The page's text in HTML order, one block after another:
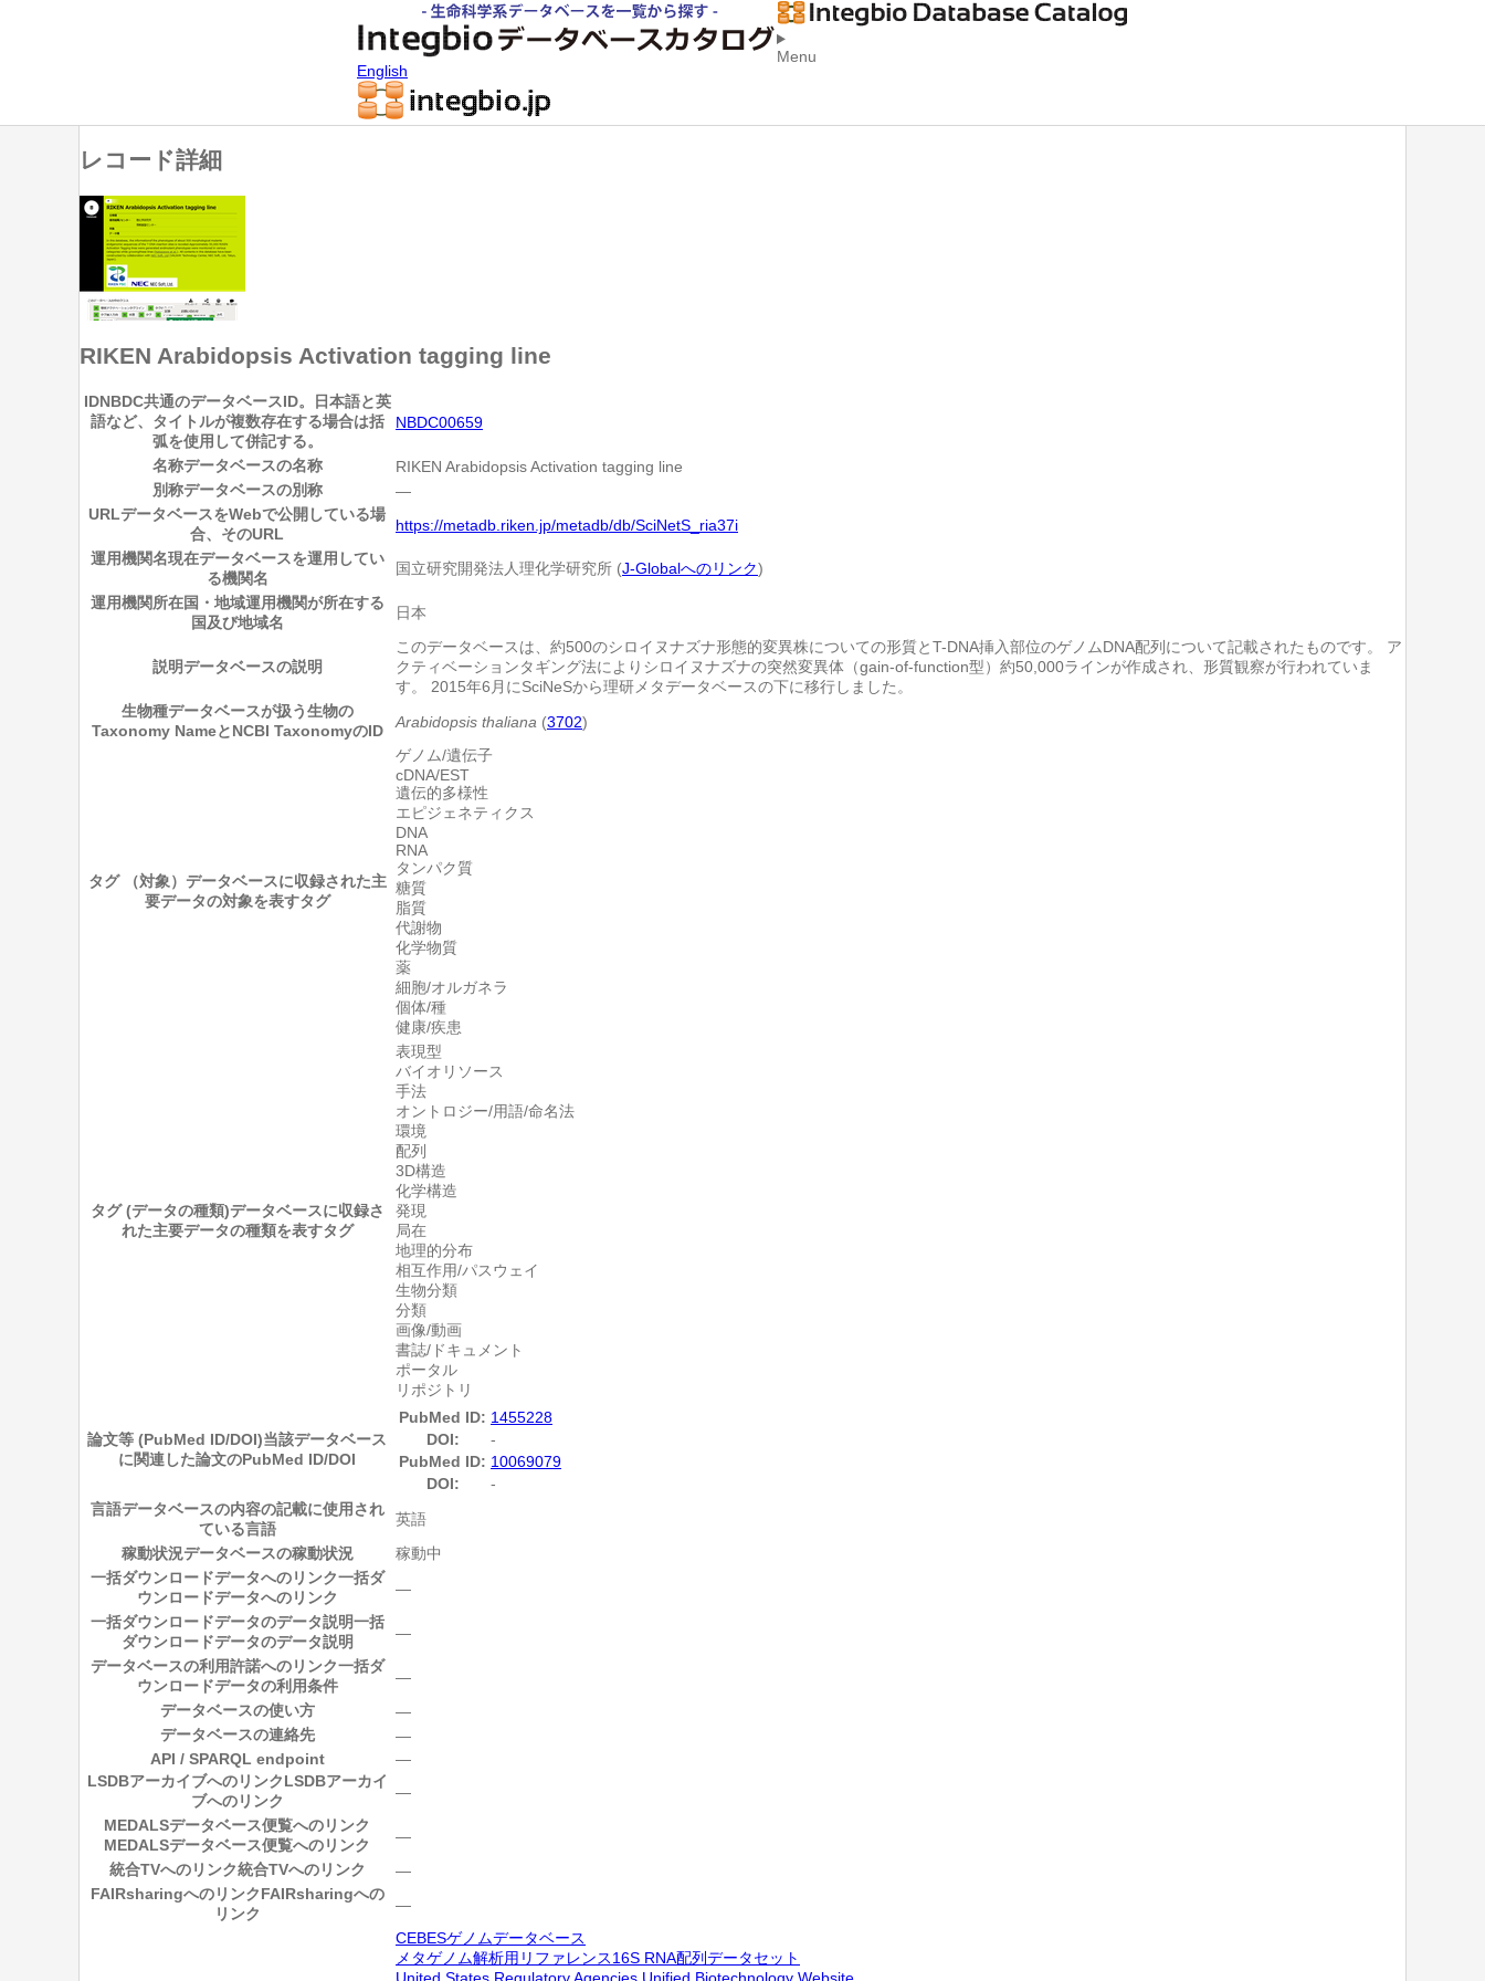
English
Menu
レコード詳細
RIKEN Arabidopsis Activation tagging line
IDNBDC共通のデータベースID。日本語と英
語など、タイトルが複数存在する場合は括
弧を使用して併記する。
NBDC00659
名称データベースの名称
RIKEN Arabidopsis Activation tagging line
別称データベースの別称
―
URLデータベースをWebで公開している場
合、そのURL
https://metadb.riken.jp/metadb/db/SciNetS_ria37i
運用機関名現在データベースを運用してい
る機関名
国立研究開発法人理化学研究所 (J-Globalへのリンク)
運用機関所在国・地域運用機関が所在する
国及び地域名
日本
説明データベースの説明
このデータベースは、約500のシロイヌナズナ形態的変異株についての形質とT-DNA挿入部位のゲノムDNA配列について記載されたものです。 ア
クティベーションタギング法によりシロイヌナズナの突然変異体（gain-of-function型）約50,000ラインが作成され、形質観察が行われていま
す。 2015年6月にSciNeSから理研メタデータベースの下に移行しました。
生物種データベースが扱う生物の
Taxonomy NameとNCBI TaxonomyのID
Arabidopsis thaliana (3702)
タグ （対象） データベースに収録された主
要データの対象を表すタグ
ゲノム/遺伝子
cDNA/EST
遺伝的多様性
エピジェネティクス
DNA
RNA
タンパク質
糖質
脂質
代謝物
化学物質
薬
細胞/オルガネラ
個体/種
健康/疾患
タグ (データの種類)データベースに収録さ
れた主要データの種類を表すタグ
表現型
バイオリソース
手法
オントロジー/用語/命名法
環境
配列
3D構造
化学構造
発現
局在
地理的分布
相互作用/パスウェイ
生物分類
分類
画像/動画
書誌/ドキュメント
ポータル
リポジトリ
論文等 (PubMed ID/DOI)当該データベース
に関連した論文のPubMed ID/DOI
PubMed ID: 1455228
DOI:
-
PubMed ID: 10069079
DOI:
-
言語データベースの内容の記載に使用され
ている言語
英語
稼動状況データベースの稼動状況
稼動中
一括ダウンロードデータへのリンク一括ダ
ウンロードデータへのリンク
―
一括ダウンロードデータのデータ説明一括
ダウンロードデータのデータ説明
―
データベースの利用許諾へのリンク一括ダ
ウンロードデータの利用条件
―
データベースの使い方
―
データベースの連絡先
―
API / SPARQL endpoint
―
LSDBアーカイブへのリンクLSDBアーカイ
ブへのリンク
―
MEDALSデータベース便覧へのリンク
MEDALSデータベース便覧へのリンク
―
統合TVへのリンク統合TVへのリンク
―
FAIRsharingへのリンクFAIRsharingへの
リンク
―
CEBESゲノムデータベース
メタゲノム解析用リファレンス16S RNA配列データセット
United States Regulatory Agencies Unified Biotechnology Website